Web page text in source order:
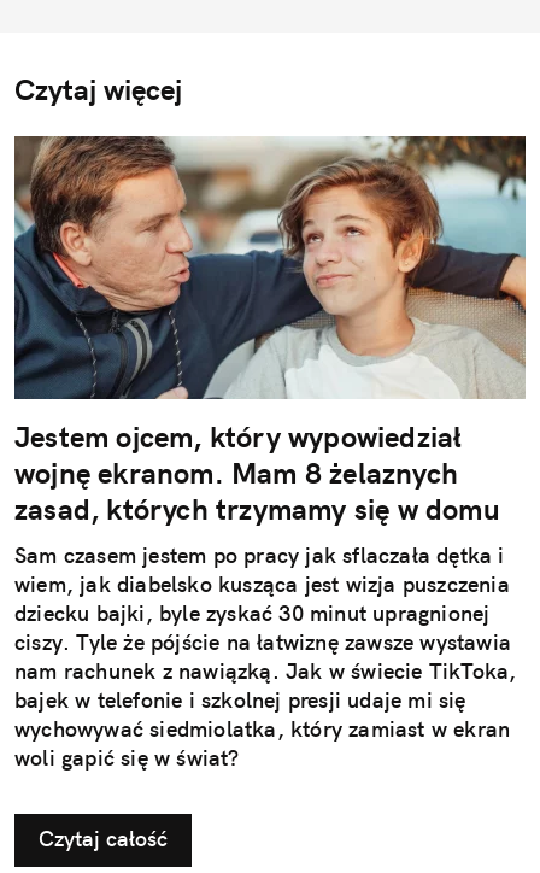
Czytaj więcej
Jestem ojcem, który wypowiedział
wojnę ekranom. Mam 8 żelaznych
zasad, których trzymamy się w domu
Sam czasem jestem po pracy jak sflaczała dętka i
wiem, jak diabelsko kusząca jest wizja puszczenia
dziecku bajki, byle zyskać 30 minut upragnionej
ciszy. Tyle że pójście na łatwiznę zawsze wystawia
nam rachunek z nawiązką. Jak w świecie TikToka,
bajek w telefonie i szkolnej presji udaje mi się
wychowywać siedmiolatka, który zamiast w ekran
woli gapić się w świat?
Czytaj całość